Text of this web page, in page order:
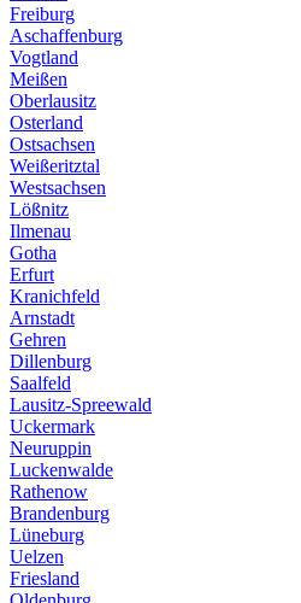
Freiburg
Aschaffenburg
Vogtland
Meißen
Oberlausitz
Osterland
Ostsachsen
Weißeritztal
Westsachsen
Lößnitz
Ilmenau
Gotha
Erfurt
Kranichfeld
Arnstadt
Gehren
Dillenburg
Saalfeld
Lausitz-Spreewald
Uckermark
Neuruppin
Luckenwalde
Rathenow
Brandenburg
Lüneburg
Uelzen
Friesland